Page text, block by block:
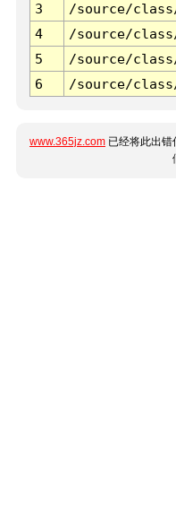
3 /source/
4
/source/
5
/source/
6
/source/
www.365jz.com 已经将此出